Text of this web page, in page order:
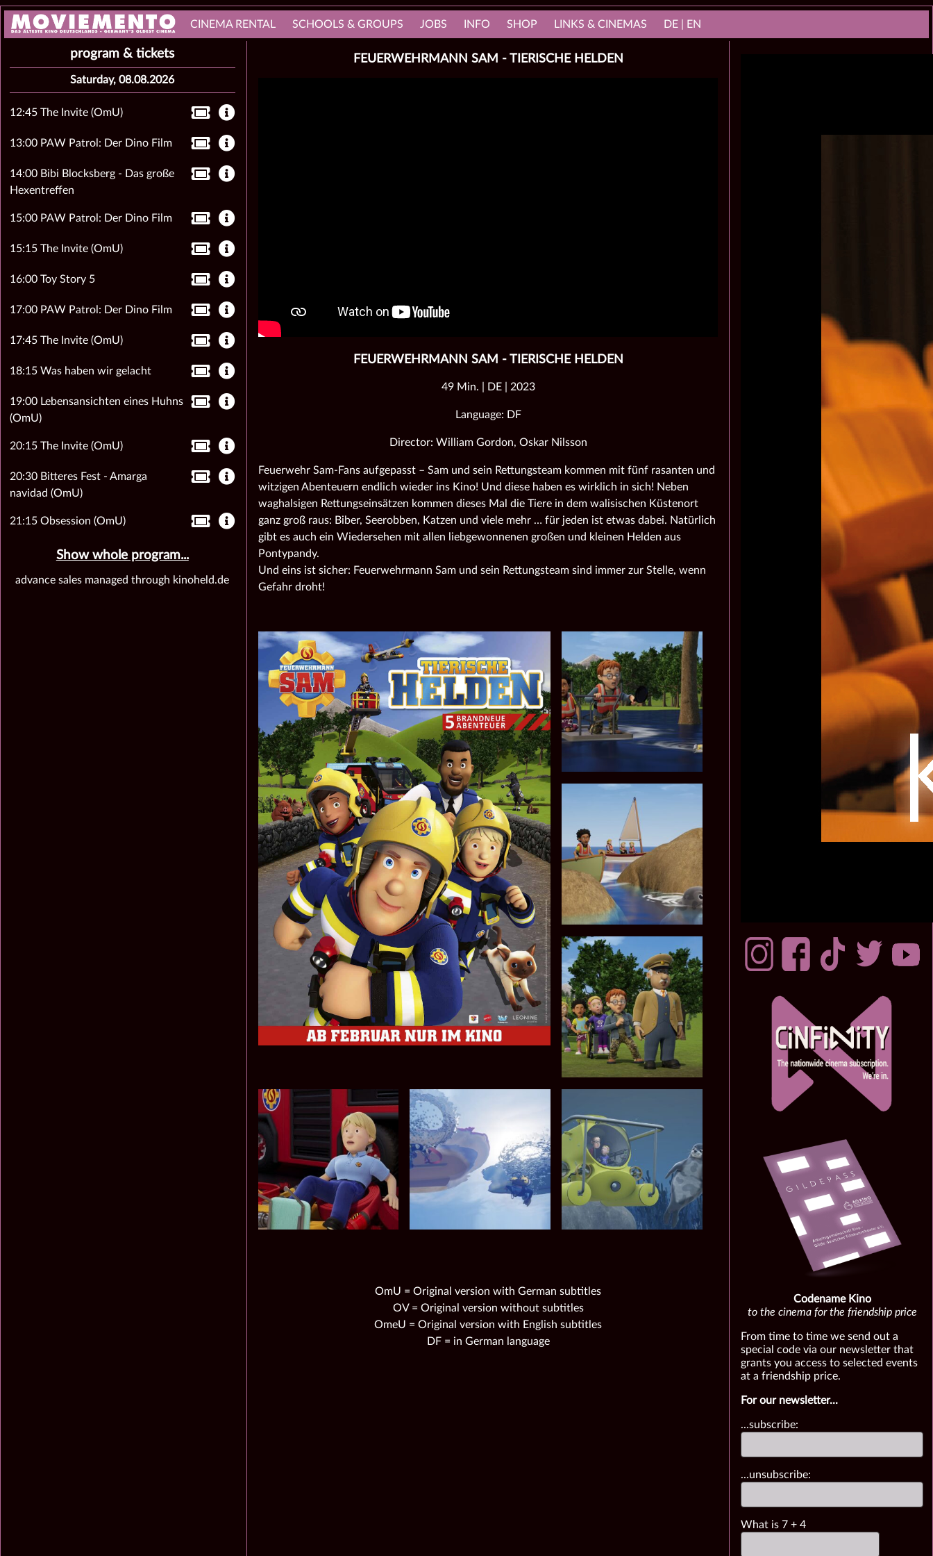
CINEMA RENTAL SCHOOLS & GROUPS JOBS INFO SHOP LINKS & CINEMAS DE | EN
FEUERWEHRMANN SAM - TIERISCHE HELDEN
FEUERWEHRMANN SAM - TIERISCHE HELDEN
49 Min. | DE | 2023
Language: DF
Director: William Gordon, Oskar Nilsson
Feuerwehr Sam-Fans aufgepasst – Sam und sein Rettungsteam kommen mit fünf rasanten und
witzigen Abenteuern endlich wieder ins Kino! Und diese haben es wirklich in sich! Neben
waghalsigen Rettungseinsätzen kommen dieses Mal die Tiere in dem walisischen Küstenort
ganz groß raus: Biber, Seerobben, Katzen und viele mehr … für jeden ist etwas dabei. Natürlich
gibt es auch ein Wiedersehen mit allen liebgewonnenen großen und kleinen Helden aus
Pontypandy.
Und eins ist sicher: Feuerwehrmann Sam und sein Rettungsteam sind immer zur Stelle, wenn
Gefahr droht!
OmU = Original version with German subtitles
OV = Original version without subtitles
OmeU = Original version with English subtitles
DF = in German language
program & tickets
Saturday, 08.08.2026
12:45 The Invite (OmU)
13:00 PAW Patrol: Der Dino Film
14:00 Bibi Blocksberg - Das große
Hexentreffen
15:00 PAW Patrol: Der Dino Film
15:15 The Invite (OmU)
16:00 Toy Story 5
17:00 PAW Patrol: Der Dino Film
17:45 The Invite (OmU)
18:15 Was haben wir gelacht
19:00 Lebensansichten eines Huhns
(OmU)
20:15 The Invite (OmU)
20:30 Bitteres Fest - Amarga
navidad (OmU)
21:15 Obsession (OmU)
Show whole program...
advance sales managed through kinoheld.de
Codename Kino
to the cinema for the friendship price
From time to time we send out a
special code via our newsletter that
grants you access to selected events
at a friendship price.
For our newsletter...
...subscribe:
...unsubscribe:
What is 7 + 4